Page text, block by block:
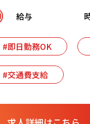
給与
#即日勤務OK
#交通費支給